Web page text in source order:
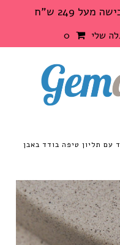
249 ש"ח
שלי 0
עם תליון טיפה בודד באבן